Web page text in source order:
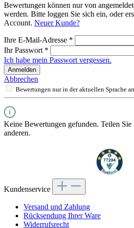
Bewertungen können nur von
werden. Bitte loggen Sie sich ein, oder
Account. Neuer Kunde?
Ihre E-Mail-Adresse *
Ihr Passwort *
Ich habe mein Passwort vergessen.
Anmelden
Abbrechen
Bewertungen nur in der aktuellen Sprache
Keine Bewertungen gefunden. Teilen
anderen.
Kundenservice
Versand und Zahlung
Rücksendung Ihrer Ware
Widerrufsrecht